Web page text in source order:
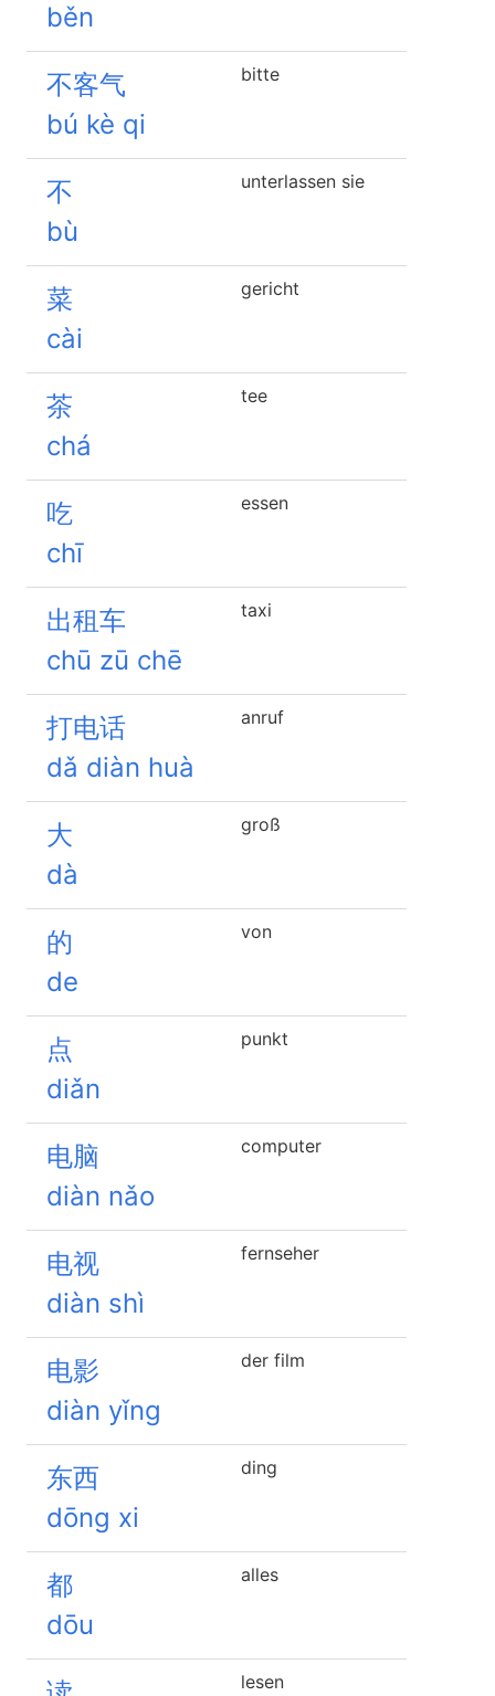
běn
不客气
bú kè qi
bitte
不
bù
unterlassen sie
菜
cài
gericht
茶
chá
tee
吃
chī
essen
出租车
chū zū chē
taxi
打电话
dǎ diàn huà
anruf
大
dà
groß
的
de
von
点
diǎn
punkt
电脑
diàn nǎo
computer
电视
diàn shì
fernseher
电影
diàn yǐng
der film
东西
dōng xi
ding
都
dōu
alles
lesen